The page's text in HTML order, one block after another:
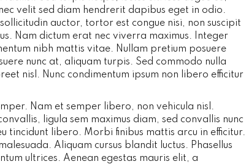
velit sed diam hendrerit dapibus eget in odio.
auctor, tortor est congue nisi, non suscipit
Nam dictum erat nec viverra maximus. Integer
nibh mattis vitae. Nullam pretium posuere
nunc at, aliquam turpis. Sed commodo nulla
nisl. Nunc condimentum ipsum non libero efficitur
Nam et semper libero, non vehicula nisl.
ligula sem maximus diam, sed convallis nunc
tincidunt libero. Morbi finibus mattis arcu in efficitur.
Aliquam cursus blandit luctus. Phasellus
ultrices. Aenean egestas mauris elit, a